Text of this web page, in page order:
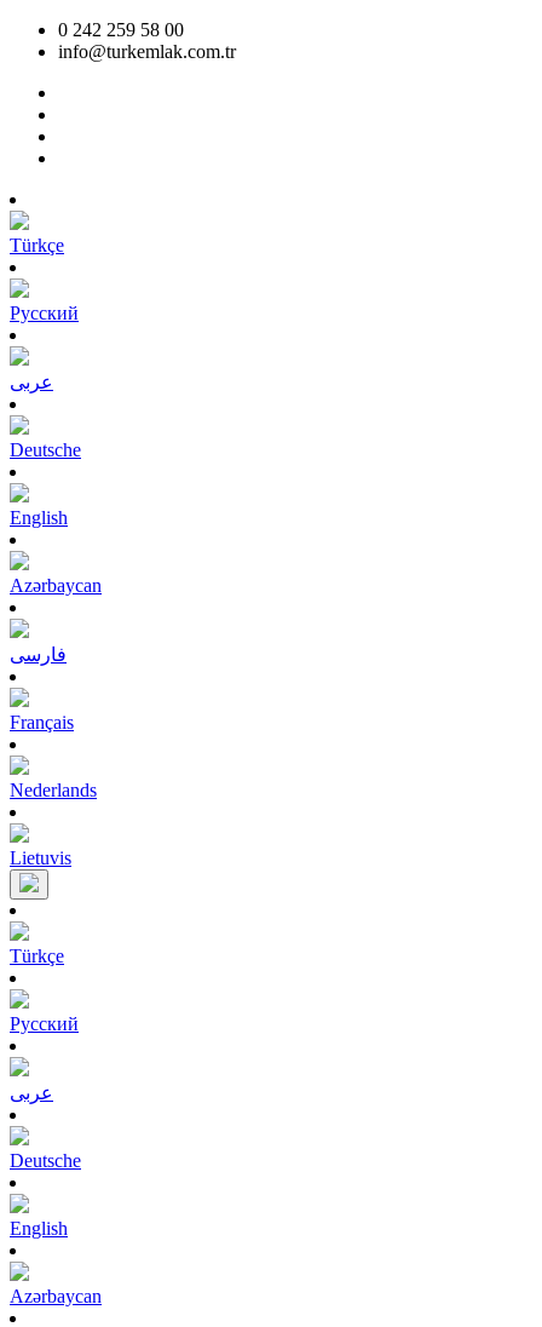
0 242 259 58 00
info@turkemlak.com.tr
Türkçe
Pусский
عربى
Deutsche
English
Azərbaycan
فارسی
Français
Nederlands
Lietuvis
Türkçe
Pусский
عربى
Deutsche
English
Azərbaycan